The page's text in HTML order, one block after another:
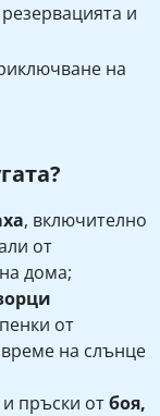
и
на
, включително
от
дома;
от
на слънце
пръски отбоя,